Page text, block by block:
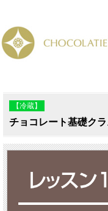
【冷蔵】
チョコレート基礎ク